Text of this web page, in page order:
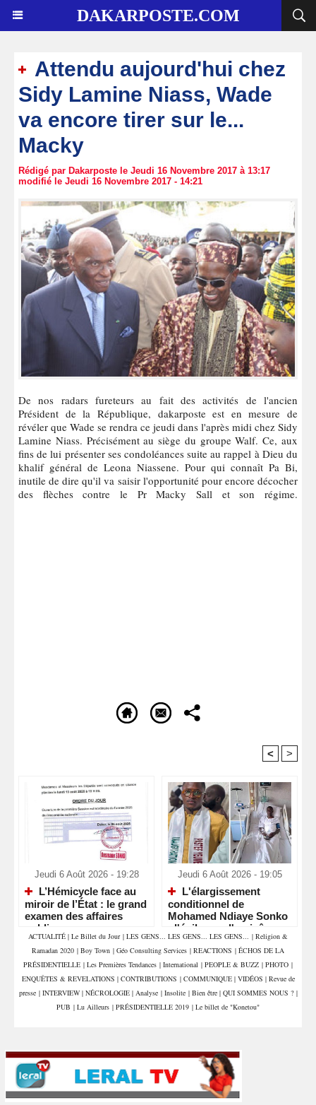
DAKARPOSTE.COM
Attendu aujourd'hui chez
Sidy Lamine Niass, Wade
va encore tirer sur le...
Macky
Rédigé par Dakarposte le Jeudi 16 Novembre 2017 à 13:17
modifié le Jeudi 16 Novembre 2017 - 14:21
De nos radars fureteurs au fait des activités de l'ancien
Président de la République, dakarposte est en mesure de
révéler que Wade se rendra ce jeudi dans l'après midi chez Sidy
Lamine Niass. Précisément au siège du groupe Walf. Ce, aux
fins de lui présenter ses condoléances suite au rappel à Dieu du
khalif général de Leona Niassene. Pour qui connaît Pa Bi,
inutile de dire qu'il va saisir l'opportunité pour encore décocher
des flèches contre le Pr Macky Sall et son régime.
< >
Jeudi 6 Août 2026 - 19:28
L’Hémicycle face au
miroir de l’État : le grand
examen des affaires
publiques
Jeudi 6 Août 2026 - 19:05
L'élargissement
conditionnel de
Mohamed Ndiaye Sonko
: l'épilogue d'un jeûne
contestataire
ACTUALITÉ | Le Billet du Jour | LES GENS... LES GENS... LES GENS... | Religion &
Ramadan 2020 | Boy Town | Géo Consulting Services | REACTIONS | ÉCHOS DE LA
PRÉSIDENTIELLE | Les Premières Tendances | International | PEOPLE & BUZZ | PHOTO |
ENQUÊTES & REVELATIONS | CONTRIBUTIONS | COMMUNIQUE | VIDÉOS | Revue de
presse | INTERVIEW | NÉCROLOGIE | Analyse | Insolite | Bien être | QUI SOMMES NOUS ? |
PUB | Lu Ailleurs | PRÉSIDENTIELLE 2019 | Le billet de "Konetou"